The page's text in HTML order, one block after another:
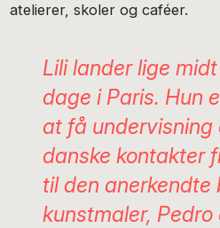
atelierer, skoler og caféer.
Lili lander lige
dage i Paris. Hun
at få undervisning
danske kontakter
til den anerkendte
kunstmaler, Pedro